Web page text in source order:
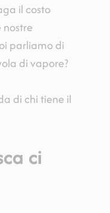
il costo
parliamo di
di vapore?
di chi tiene il
ci